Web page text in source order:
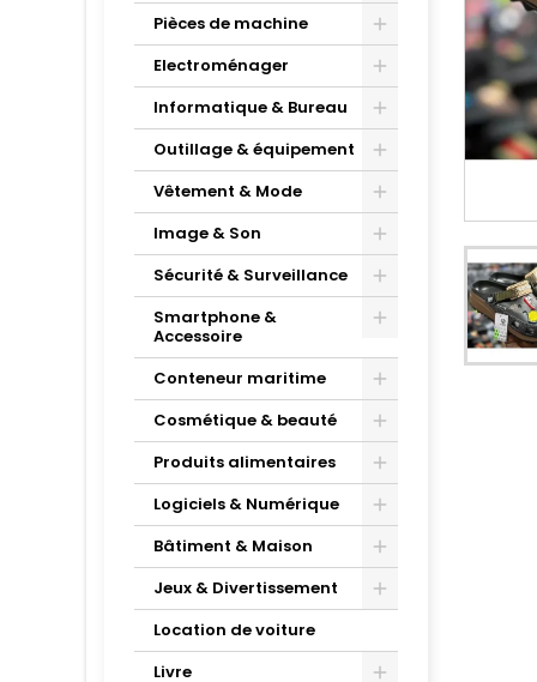
Pièces de machine
Electroménager
Informatique & Bureau
Outillage & équipement
Vêtement & Mode
Image & Son
Sécurité & Surveillance
Smartphone &
Accessoire
Conteneur maritime
Cosmétique & beauté
Produits alimentaires
Logiciels & Numérique
Bâtiment & Maison
Jeux & Divertissement
Location de voiture
Livre